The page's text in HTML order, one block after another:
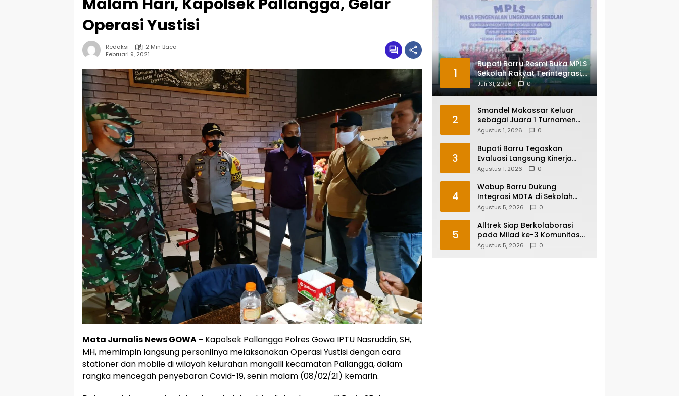
Operasi Yustisi
Redaksi
2 Min Baca
Februari 9, 2021
Mata Jurnalis News GOWA – Kapolsek Pallangga Polres Gowa IPTU Nasruddin, SH,
MH, memimpin langsung personilnya melaksanakan Operasi Yustisi dengan cara
stationer dan mobile di wilayah kelurahan mangalli kecamatan Pallangga, dalam
rangka mencegah penyebaran Covid-19, senin malam (08/02/21) kemarin.
1
Bupati Barru Resmi Buka MPLS
Sekolah Rakyat Terintegrasi,
Tegaskan Pendidikan Kunci
Masa Depan Generasi
Juli 31, 2026 0
2
Smandel Makassar Keluar
sebagai Juara 1 Turnamen
Futsal Smansa Cup Vol. 13
Agustus 1, 2026 0
3
Bupati Barru Tegaskan
Evaluasi Langsung Kinerja
Kepala OPD, Reformasi
Agustus 1, 2026 0
4
Wabup Barru Dukung
Integrasi MDTA di Sekolah
Umum, Siapkan Regulasi
Agustus 5, 2026 0
5
Alltrek Siap Berkolaborasi
pada Milad ke-3 Komunitas
Camping IKA Smandel
Agustus 5, 2026 0